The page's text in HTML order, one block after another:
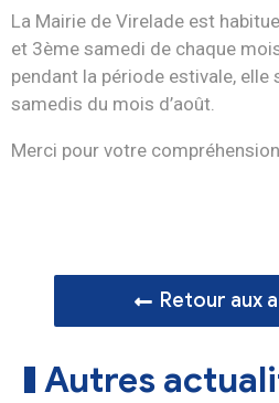
La Mairie de Virelade est
et 3ème samedi de chaque
pendant la période estivale,
samedis du mois d’août.
Merci pour votre
Retour aux
Autres